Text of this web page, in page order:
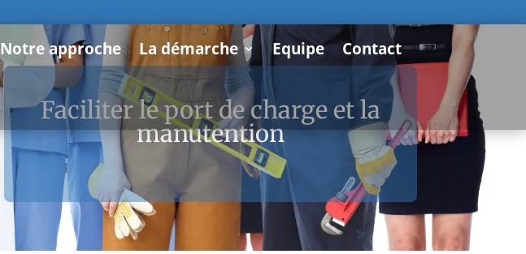
Notre approche La démarche Equipe Contact
Faciliter le port de charge et la
manutention